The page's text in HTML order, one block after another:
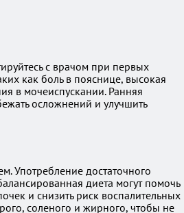
с врачом при первых
как боль в пояснице, высокая
в мочеиспускании. Ранняя
осложнений и улучшить
Употребление достаточного
диета могут помочь
и снизить риск воспалительных
соленого и жирного, чтобы не